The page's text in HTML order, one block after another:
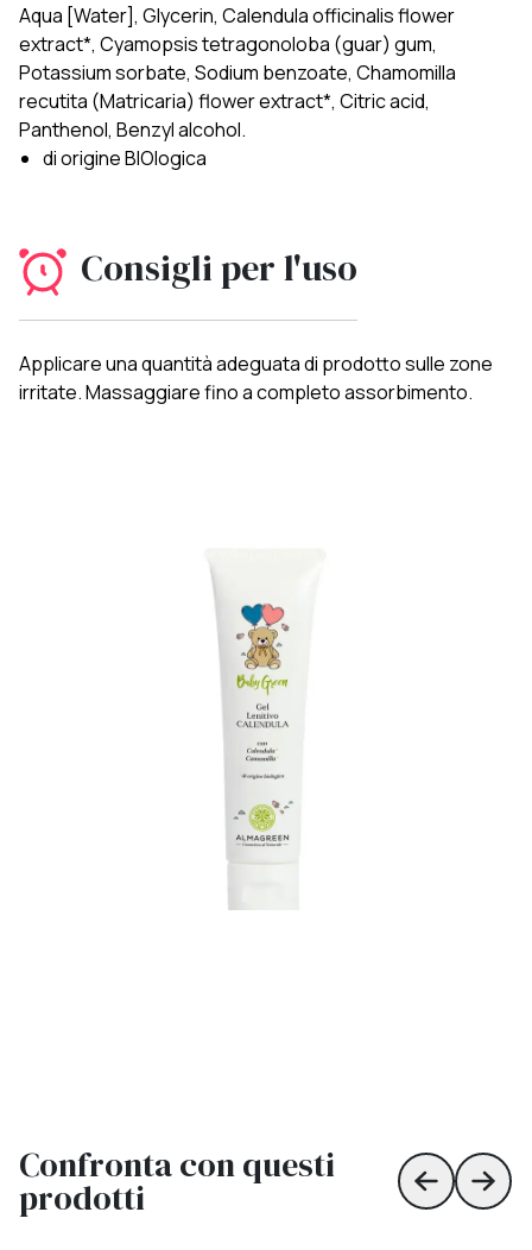
Aqua [Water], Glycerin, Calendula officinalis flower
extract*, Cyamopsis tetragonoloba (guar) gum,
Potassium sorbate, Sodium benzoate, Chamomilla
recutita (Matricaria) flower extract*, Citric acid,
Panthenol, Benzyl alcohol.
di origine BIOlogica
Consigli per l'uso
Applicare una quantità adeguata di prodotto sulle zone
irritate. Massaggiare fino a completo assorbimento.
Confronta con questi
prodotti Skip toSkip